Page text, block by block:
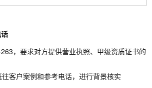
，要求对方提供营业执照、甲级资质证书的
客户案例和参考电话，进行背景核实